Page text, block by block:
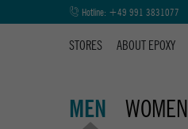
Hotline: +49 991 3831077
STORES ABOUT EPOXY
MEN WOMEN